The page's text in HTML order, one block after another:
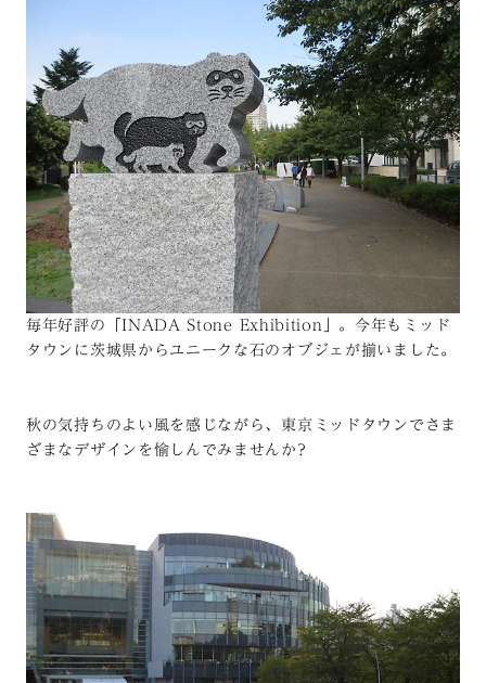
毎年好評の「INADA Stone Exhibition」。今年もミッド
タウンに茨城県からユニークな石のオブジェが揃いました。
秋の気持ちのよい風を感じながら、東京ミッドタウンでさま
ざまなデザインを愉しんでみませんか?